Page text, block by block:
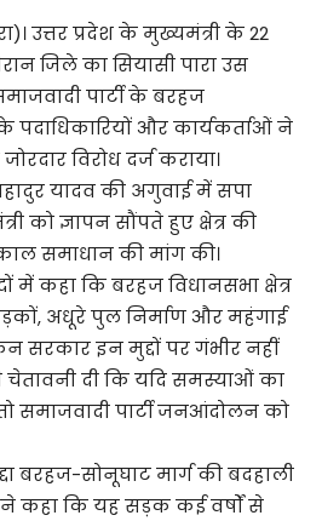
उत्तर प्रदेश के मुख्यमंत्री के 22
जिले का सियासी पारा उस
पार्टी के बरहज
पदाधिकारियों और कार्यकर्ताओं ने
विरोध दर्ज कराया।
यादव की अगुवाई में सपा
को ज्ञापन सौंपते हुए क्षेत्र की
समाधान की मांग की।
में कहा कि बरहज विधानसभा क्षेत्र
अधूरे पुल निर्माण और महंगाई
सरकार इन मुद्दों पर गंभीर नहीं
चेतावनी दी कि यदि समस्याओं का
समाजवादी पार्टी जनआंदोलन को
बरहज-सोनूघाट मार्ग की बदहाली
कहा कि यह सड़क कई वर्षों से